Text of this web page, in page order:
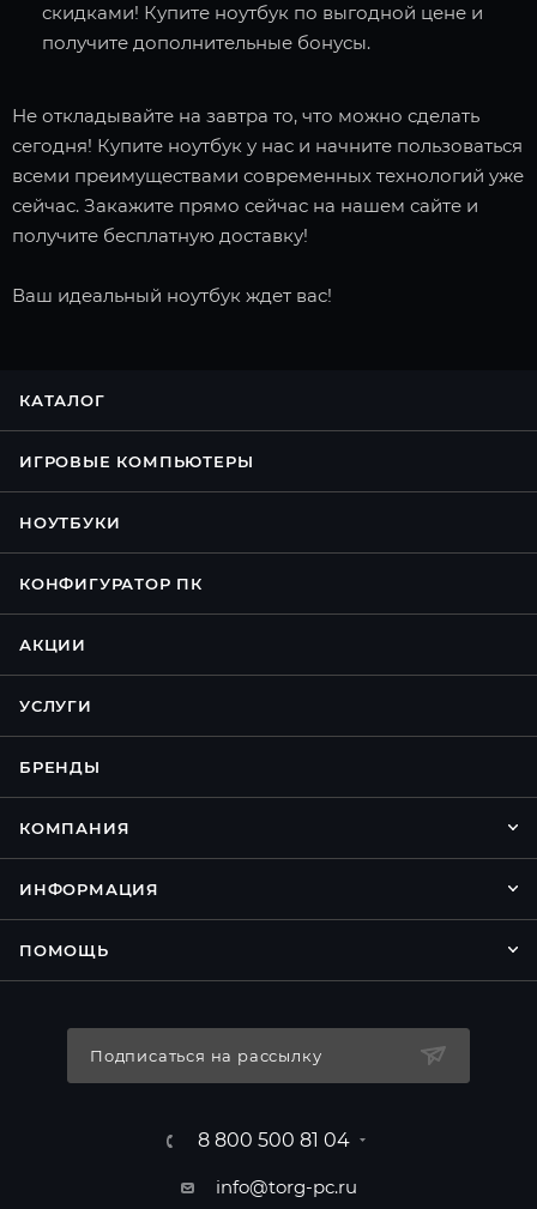
скидками! Купите ноутбук по выгодной цене и
получите дополнительные бонусы.
Не откладывайте на завтра то, что можно сделать
сегодня! Купите ноутбук у нас и начните пользоваться
всеми преимуществами современных технологий уже
сейчас. Закажите прямо сейчас на нашем сайте и
получите бесплатную доставку!
Ваш идеальный ноутбук ждет вас!
КАТАЛОГ
ИГРОВЫЕ КОМПЬЮТЕРЫ
НОУТБУКИ
КОНФИГУРАТОР ПК
АКЦИИ
УСЛУГИ
БРЕНДЫ
КОМПАНИЯ
ИНФОРМАЦИЯ
ПОМОЩЬ
Подписаться на рассылку
8 800 500 81 04
info@torg-pc.ru